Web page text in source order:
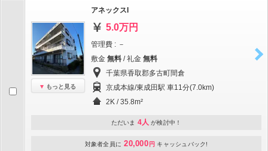
もっと見る
アネックスI
5.0万円
管理費 : －
敷金 無料 / 礼金 無料
千葉県香取郡多古町間倉
京成本線/東成田駅 車11分(7.0km)
2K / 35.8m²
ただいま 4人 が検討中！
対象者全員に 20,000 円 キャッシュバック!